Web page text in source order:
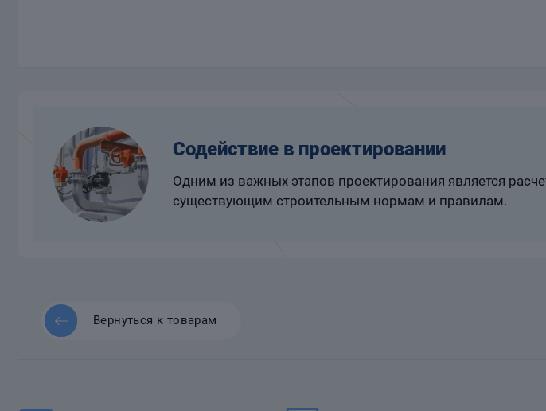
Содействие в проектировании
Одним из важных этапов проектирования является
существующим строительным нормам и правилам.
Вернуться к товарам